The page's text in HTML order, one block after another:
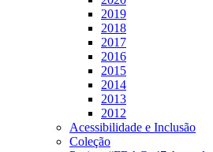
2019
2018
2017
2016
2015
2014
2013
2012
Acessibilidade e Inclusão
Coleção